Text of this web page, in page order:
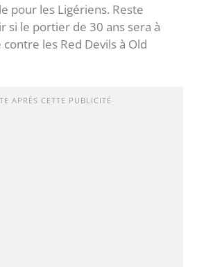
pour les Ligériens. Reste
si le portier de 30 ans sera à
les Red Devils à Old
APRÈS CETTE PUBLICITÉ